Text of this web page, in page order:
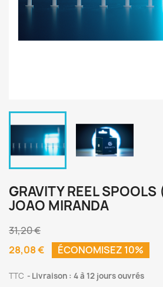
GRAVITY REEL
JOAO MIRANDA
31,20 €
28,08 €
ÉCONOMISEZ 10%
TTC Livraison : 4 à 12 jours ouvrés